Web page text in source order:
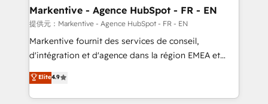
せください。
🎯Demand Gen & ABM: Drive pipeline with inbound,
ABM, AEO, SEO, & paid media. 👩‍💻Web Design:
Build high-performing websites with UX, messaging,
& conversion strategy that drive results. 🤖AI
AI, & maximize AEO with tailored AI services. 🧩
Integrations: Extend HubSpot with custom
Markentive - Agence HubSpot - FR - EN
提供元：Markentive - Agence HubSpot - FR - EN
Markentive fournit des services de conseil,
d'intégration et d'agence dans la région EMEA et
North America. Avec plus de 115 experts en
marketing automation, Growth, Revops, CRM et
webdesign. Markentive is both a consulting firm, a
Elite4.9